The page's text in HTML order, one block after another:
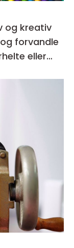
og kreativ
forvandle
eller